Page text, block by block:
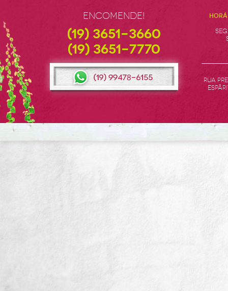
Encomende!
(19) 3651-3660
(19) 3651-7770
Rua